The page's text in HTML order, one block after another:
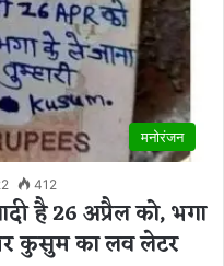
मनोरंजन
412
है 26 अप्रैल को, भगा
कुसुम का लव लेटर